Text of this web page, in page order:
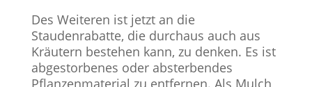
Des Weiteren ist jetzt an die
Staudenrabatte, die durchaus auch aus
Kräutern bestehen kann, zu denken. Es ist
abgestorbenes oder absterbendes
Pflanzenmaterial zu entfernen. Als Mulch